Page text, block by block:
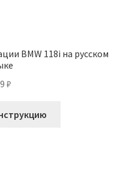
BMW 118i на русском
₽